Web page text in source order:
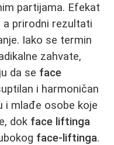
partijama. Efekat
a prirodni rezultati
Iako se termin
zahvate,
da se face
i harmoničan
i mlađe osobe koje
dok face liftinga
face‑liftinga.